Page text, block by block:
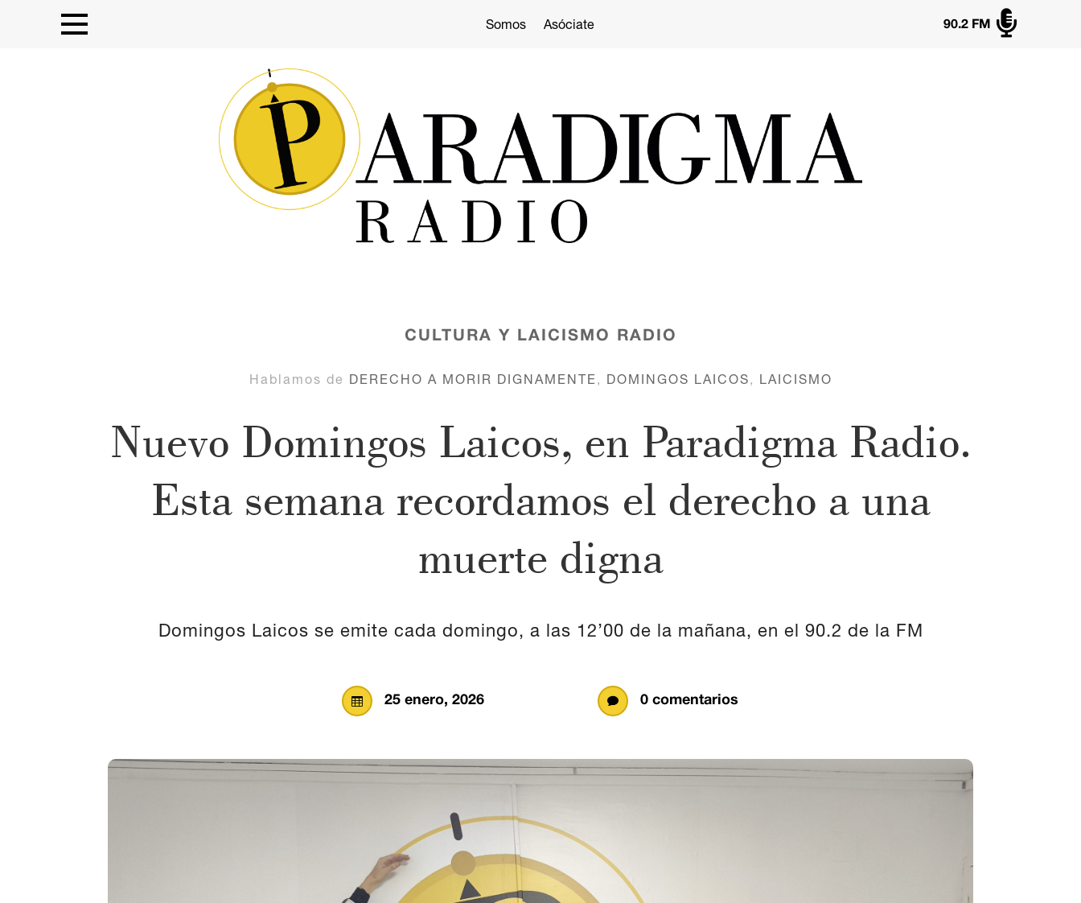
Somos Asóciate 
90.2 FM
CULTURA Y LAICISMO RADIO
Hablamos de DERECHO A MORIR DIGNAMENTE , DOMINGOS LAICOS, LAICISMO
Nuevo Domingos Laicos, en Paradigma Radio.
Esta semana recordamos el derecho a una
muerte digna
Domingos Laicos se emite cada domingo, a las 12’00 de la mañana, en el 90.2 de la FM
 25 enero, 2026  0 comentarios